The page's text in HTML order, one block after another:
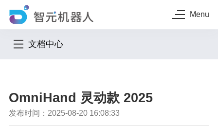
Menu
文档中心
OmniHand 灵动款 2025
发布时间：2025-08-20 16:08:33